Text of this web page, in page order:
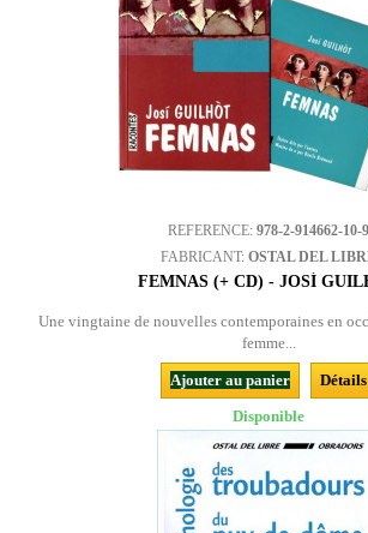
REFERENCE: 978-2-914662-10-9
FABRICANT: OSTAL DEL
FEMNAS (+ CD) - JOSÍ
Une vingtaine de nouvelles contemporaines en
femme...
Ajouter au panier
Détails
Disponible